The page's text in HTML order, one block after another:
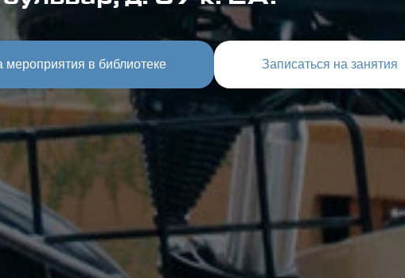
мероприятия в библиотеке Записаться на занятия